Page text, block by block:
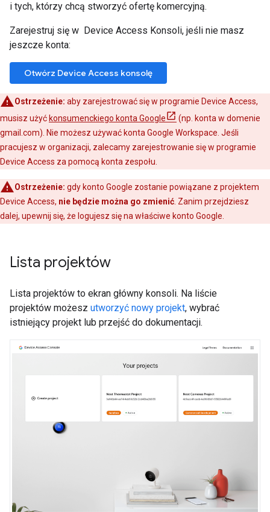
i tych, którzy chcą stworzyć ofertę komercyjną.
Zarejestruj się w Device Access Konsoli, jeśli nie masz
jeszcze konta:
Otwórz Device Access konsolę
Ostrzeżenie: aby zarejestrować się w programie Device Access,
musisz użyć konsumenckiego konta Google
(np. konta w domenie
gmail.com). Nie możesz używać konta Google Workspace. Jeśli
pracujesz w organizacji, zalecamy zarejestrowanie się w programie
Device Access za pomocą konta zespołu.
Ostrzeżenie: gdy konto Google zostanie powiązane z projektem
Device Access, nie będzie można go zmienić . Zanim przejdziesz
dalej, upewnij się, że logujesz się na właściwe konto Google.
Lista projektów
Lista projektów to ekran główny konsoli. Na liście
projektów możesz utworzyć nowy projekt, wybrać
istniejący projekt lub przejść do dokumentacji.